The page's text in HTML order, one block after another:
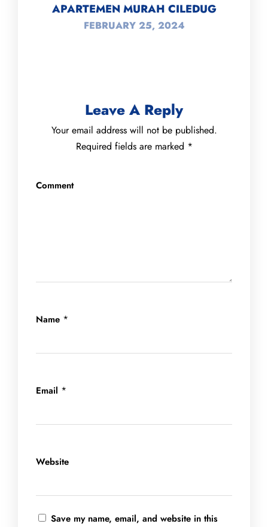
APARTEMEN MURAH CILEDUG
FEBRUARY 25, 2024
Leave A Reply
Your email address will not be published.
Required fields are marked *
Comment
Name *
Email *
Website
Save my name, email, and website in this